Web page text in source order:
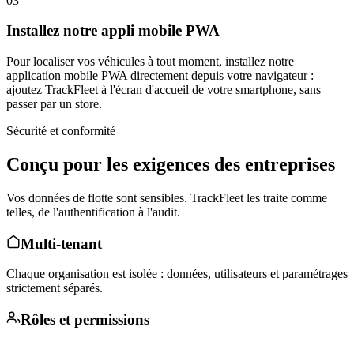
Installez notre appli mobile PWA
Pour localiser vos véhicules à tout moment, installez notre
application mobile PWA directement depuis votre navigateur :
ajoutez TrackFleet à l'écran d'accueil de votre smartphone, sans
passer par un store.
Sécurité et conformité
Conçu pour les exigences des entreprises
Vos données de flotte sont sensibles. TrackFleet les traite comme
telles, de l'authentification à l'audit.
Multi-tenant
Chaque organisation est isolée : données, utilisateurs et paramétrages
strictement séparés.
Rôles et permissions